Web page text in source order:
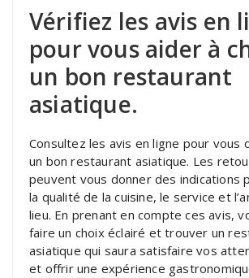
Vérifiez les avis en
pour vous aider à
un bon restaurant
asiatique.
Consultez les avis en ligne pour vous
un bon restaurant asiatique. Les
peuvent vous donner des indications
la qualité de la cuisine, le service et
lieu. En prenant en compte ces avis,
faire un choix éclairé et trouver un
asiatique qui saura satisfaire vos
et offrir une expérience